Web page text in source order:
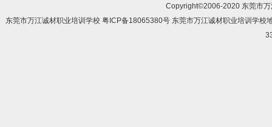
Copyright©2006-2020 东莞市
东莞市万江诚材职业培训学校 粤ICP备18065380号 东莞市万江诚材职业培训学